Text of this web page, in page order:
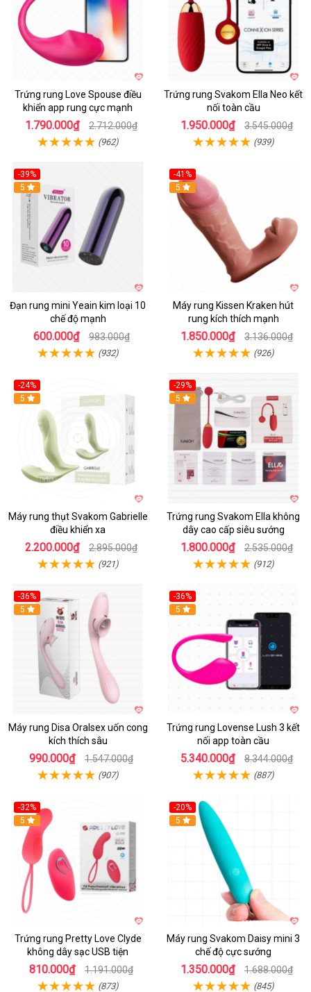
Trứng rung Love Spouse điều
khiển app rung cực mạnh
1.790.000₫ 2.712.000₫
(962)
Trứng rung Svakom Ella Neo kết
nối toàn cầu
1.950.000₫ 3.545.000₫
(939)
-39%
Hot
5
Đạn rung mini Yeain kim loại 10
chế độ mạnh
600.000₫ 983.000₫
(932)
-41%
Hot
5
Máy rung Kissen Kraken hút
rung kích thích mạnh
1.850.000₫ 3.136.000₫
(926)
-24%
Hot
5
Máy rung thụt Svakom Gabrielle
điều khiển xa
2.200.000₫ 2.895.000₫
(921)
-29%
5
Trứng rung Svakom Ella không
dây cao cấp siêu sướng
1.800.000₫ 2.535.000₫
(912)
-36%
5
Máy rung Disa Oralsex uốn cong
kích thích sâu
990.000₫ 1.547.000₫
(907)
-36%
Hot
5
Trứng rung Lovense Lush 3 kết
nối app toàn cầu
5.340.000₫ 8.344.000₫
(887)
-32%
5
Trứng rung Pretty Love Clyde
không dây sạc USB tiện
810.000₫ 1.191.000₫
(873)
-20%
5
Máy rung Svakom Daisy mini 3
chế độ cực sướng
1.350.000₫ 1.688.000₫
(845)